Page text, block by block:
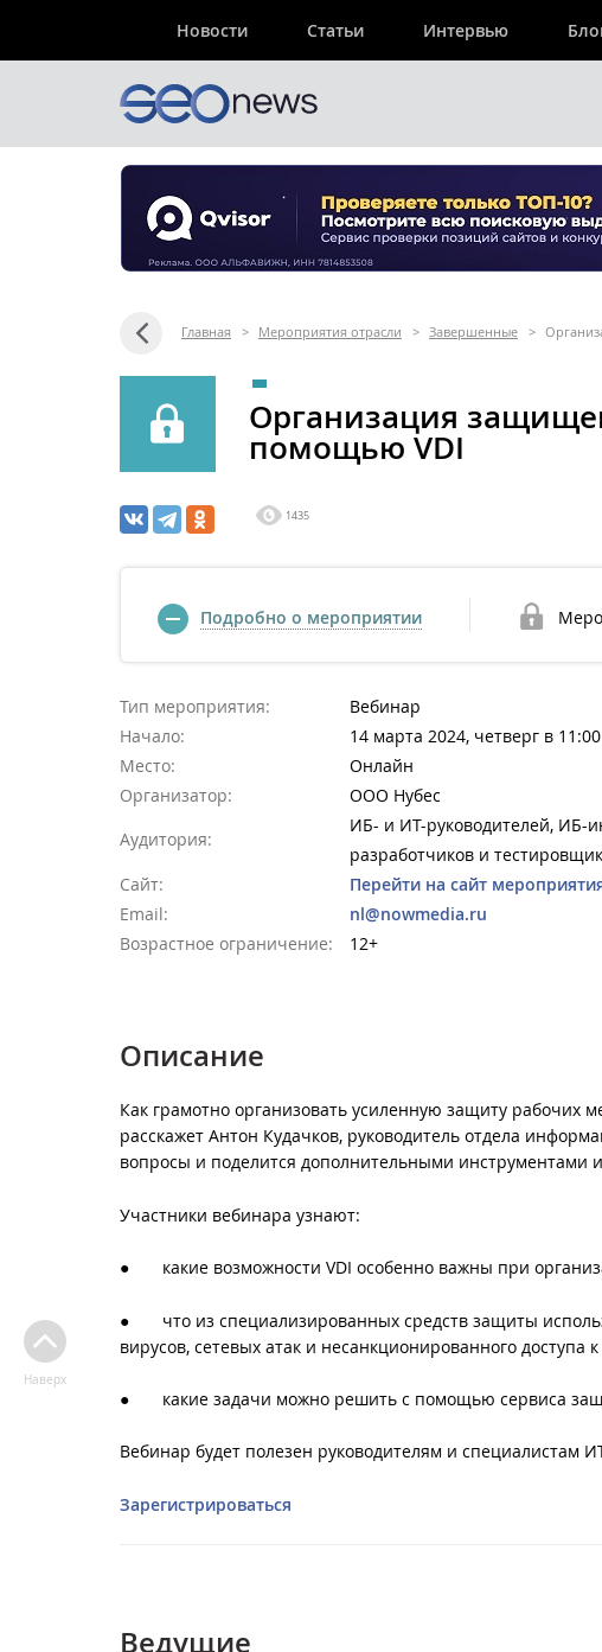
Новости Статьи Интервью
Главная > Мероприятия отрасли > Завершенные >
Организация
помощью VDI
1435
Подробно о мероприятии
Тип мероприятия:
Вебинар
Начало:
14 марта 2024, четверг в 11:00
Место:
Онлайн
Организатор:
ООО Нубес
Аудитория:
ИБ- и ИТ-руководителей, ИБ-
разработчиков и
Сайт:
Перейти на сайт
Email:
nl@nowmedia.ru
Возрастное ограничение:
12+
Описание
Как грамотно организовать усиленную защиту рабочих
расскажет Антон Кудачков, руководитель отдела
вопросы и поделится дополнительными инструментами
Участники вебинара узнают:
● какие возможности VDI особенно важны при
● что из специализированных средств защиты
вирусов, сетевых атак и несанкционированного доступа
● какие задачи можно решить с помощью сервиса
Вебинар будет полезен руководителям и специалистам
Зарегистрироваться
Ведущие
Наверх